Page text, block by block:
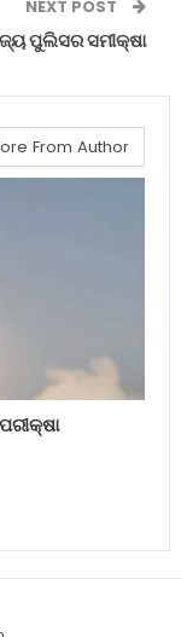
NEXT POST
ପୁଲିସର ସମୀକ୍ଷା
From Author